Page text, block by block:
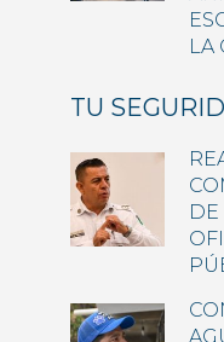
LA
TU